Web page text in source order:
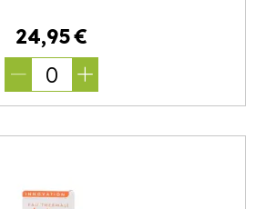
24,95€
0